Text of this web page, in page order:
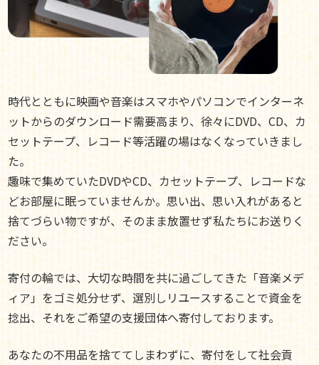
時代とともに映画や音楽はスマホやパソコンでインターネ
ットからのダウンロード需要高まり、徐々にDVD、CD、カ
セットテープ、レコード等活躍の場はなくなっていきまし
た。
趣味で集めていたDVDやCD、カセットテープ、レコードな
どお部屋に眠っていませんか。思い出、思い入れがあると
捨てづらい物ですが、そのまま放置せず私たちにお送りく
ださい。
寄付の輪では、大切な時間を共に過ごしてきた「音楽メデ
ィア」をゴミ処分せず、選別しリユースすることで資金を
捻出、それをご希望の支援団体へ寄付しております。
あなたの不用品を捨ててしまわずに、寄付をして社会貢